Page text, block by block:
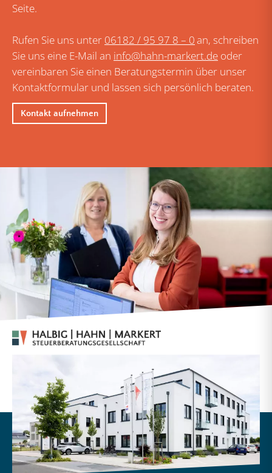
Seite.
Rufen Sie uns unter 06182 / 95 97 8 – 0an, schreiben
Sie uns eine E-Mail an info@hahn-markert.de oder
vereinbaren Sie einen Beratungstermin über unser
Kontaktformular und lassen sich persönlich beraten.
Kontakt aufnehmen